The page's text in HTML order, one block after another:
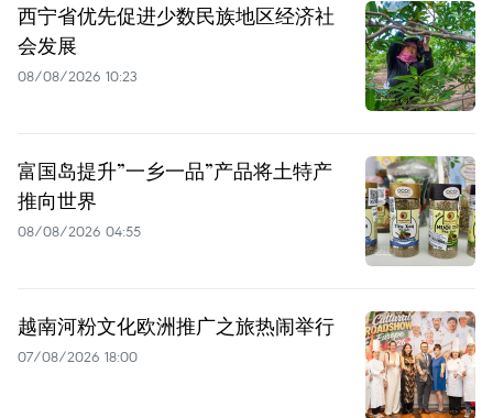
西宁省优先促进少数民族地区经济社
会发展
08/08/2026 10:23
富国岛提升”一乡一品”产品将土特产
推向世界
08/08/2026 04:55
越南河粉文化欧洲推广之旅热闹举行
07/08/2026 18:00